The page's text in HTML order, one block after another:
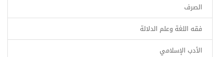
الصرف
فقه اللغة وعلم الدلالة
الأدب الإسلامي